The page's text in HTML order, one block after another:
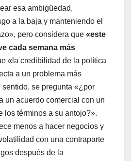
esa ambigüedad,
a la baja y manteniendo el
pero considera que «este
cada semana más
«la credibilidad de la política
a un problema más
sentido, se pregunta «¿por
un acuerdo comercial con un
los términos a su antojo?».
menos a hacer negocios y
con una contraparte
después de la